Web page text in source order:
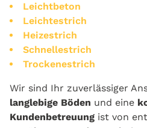
Leichtbeton
Leichtestrich
Heizestrich
Schnellestrich
Trockenestrich
Wir sind Ihr zuverlässiger
langlebige Böden und eine
Kundenbetreuung ist von